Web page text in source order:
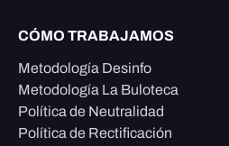
CÓMO TRABAJAMOS
Metodología Desinfo
Metodología La Buloteca
Política de Neutralidad
Política de Rectificación